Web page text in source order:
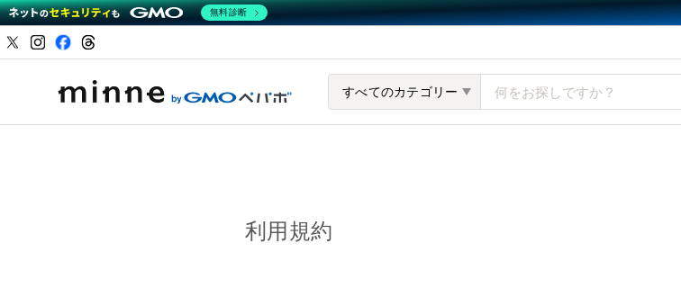
すべてのカテゴリー
利用規約
無料診断